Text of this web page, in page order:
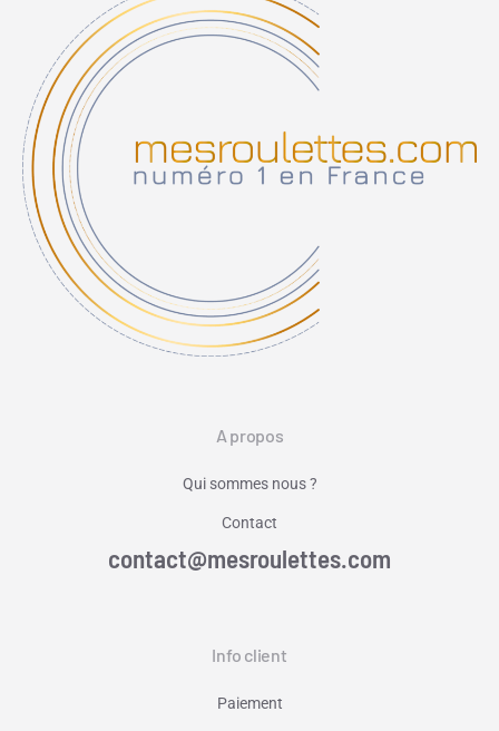
A propos
Qui sommes nous ?
Contact
contact@mesroulettes.com
Info client
Paiement